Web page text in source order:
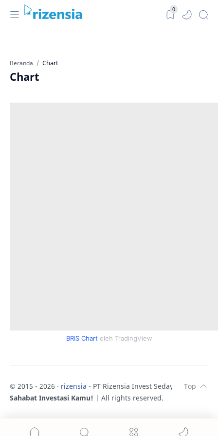
0
Beranda
Chart
BRIS Chart oleh TradingView
© 2015 - 2026 ‧ rizensia - PT Rizensia Invest Sedaya.
Sahabat Investasi Kamu! | All rights reserved.